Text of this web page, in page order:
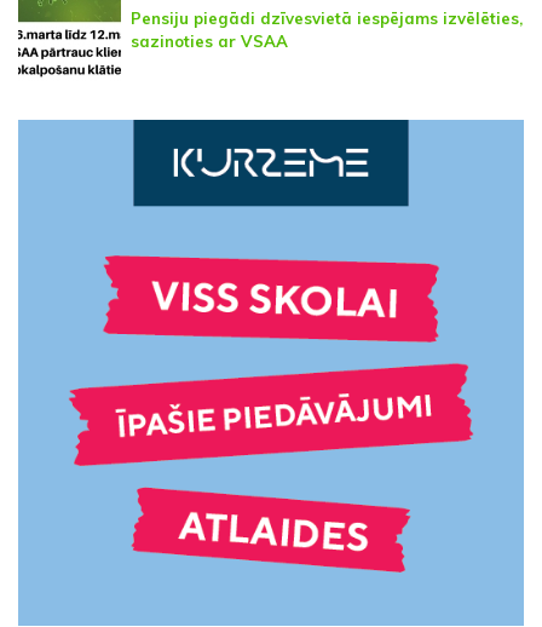
Pensiju piegādi dzīvesvietā iespējams izvēlēties,
sazinoties ar VSAA